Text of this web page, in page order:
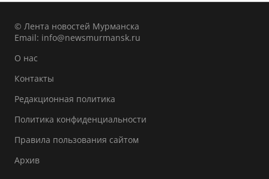
© Лента новостей Мурманска
Email: info@newsmurmansk.ru
О нас
Контакты
Редакционная политика
Политика конфиденциальности
Правила пользования сайтом
Архив